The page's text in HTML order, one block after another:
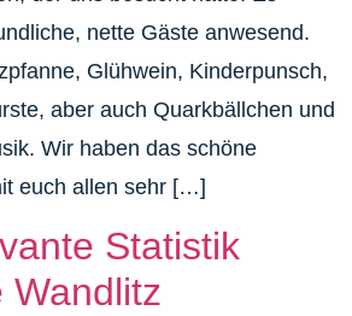
nette Gäste anwesend.
Glühwein, Kinderpunsch,
aber auch Quarkbällchen und
Wir haben das schöne
euch allen sehr […]
Statistik
Wandlitz